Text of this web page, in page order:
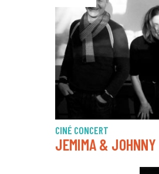
CINÉ CONCERT
JEMIMA & JOHNNY